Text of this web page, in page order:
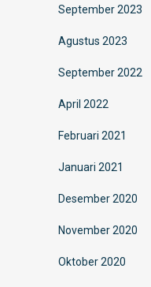
September 2023
Agustus 2023
September 2022
April 2022
Februari 2021
Januari 2021
Desember 2020
November 2020
Oktober 2020